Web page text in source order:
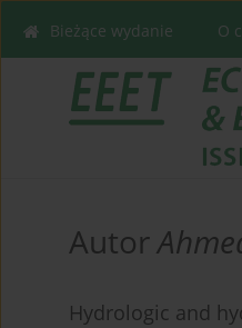
Bieżące wydanie O
Autor
Hydrologic and